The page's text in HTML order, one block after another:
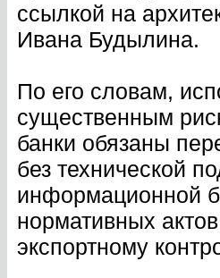
ссылкой на
Ивана Будылина.
По его словам,
существенным
банки обязаны
без технической
информационной
нормативных
экспортному